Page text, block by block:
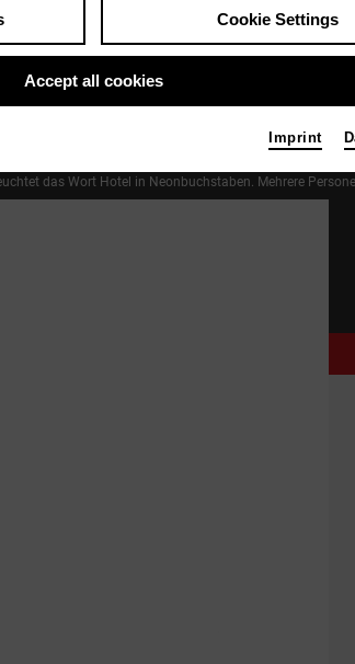
das Wort Hotel in Neonbuchstaben. Mehrere
Cookie Settings
Accept all cookies
Imprint